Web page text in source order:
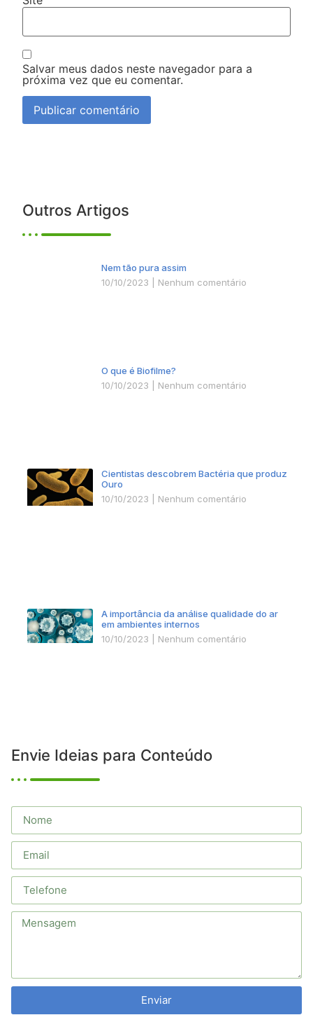
Outros Artigos
Nem tão pura assim
10/10/2023
Nenhum comentário
O que é Biofilme?
10/10/2023
Nenhum comentário
Cientistas descobrem Bactéria que produz
Ouro
10/10/2023
Nenhum comentário
A importância da análise qualidade do ar
em ambientes internos
10/10/2023
Nenhum comentário
Envie Ideias para Conteúdo
Enviar
Salvar meus dados neste navegador para a
próxima vez que eu comentar.